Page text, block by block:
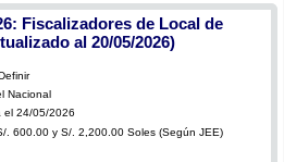
Fiscalizadores de Local de
al 20/05/2026)
Nacional
el 24/05/2026
. 600.00 y S/. 2,200.00 Soles (Según JEE)